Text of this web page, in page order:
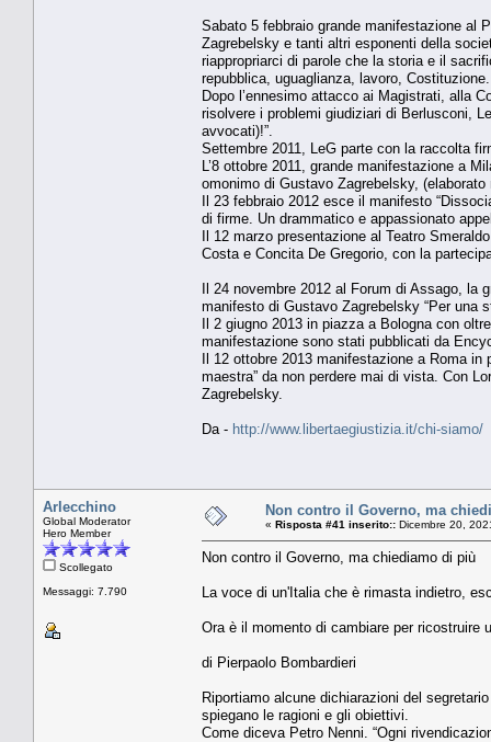
Sabato 5 febbraio grande manifestazione al
Zagrebelsky e tanti altri esponenti della
riappropriarci di parole che la storia e il
repubblica, uguaglianza, lavoro, Costituzione.
Dopo l’ennesimo attacco ai Magistrati, alla
risolvere i problemi giudiziari di Berlusconi,
avvocati)!”.
Settembre 2011, LeG parte con la raccolta
L’8 ottobre 2011, grande manifestazione a
omonimo di Gustavo Zagrebelsky,
Il 23 febbraio 2012 esce il manifesto
di firme. Un drammatico e appassionato
Il 12 marzo presentazione al Teatro
Costa e Concita De Gregorio, con la
Il 24 novembre 2012 al Forum di Assago, la
manifesto di Gustavo Zagrebelsky “Per una
Il 2 giugno 2013 in piazza a Bologna con
manifestazione sono stati pubblicati da
Il 12 ottobre 2013 manifestazione a Roma in
maestra” da non perdere mai di vista. Con
Zagrebelsky.
Da - http://www.libertaegiustizia.it/chi-siamo/
Arlecchino
Global Moderator
Hero Member
Scollegato
Messaggi: 7.790
Non contro il Governo, ma
« Risposta #41 inserito:: Dicembre 20,
Non contro il Governo, ma chiediamo di più
La voce di un'Italia che è rimasta indietro,
Ora è il momento di cambiare per ricostruire
di Pierpaolo Bombardieri
Riportiamo alcune dichiarazioni del
spiegano le ragioni e gli obiettivi.
Come diceva Petro Nenni. “Ogni